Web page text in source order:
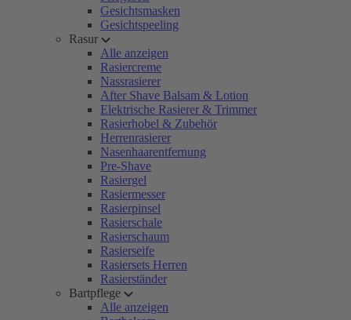
Gesichtsmasken
Gesichtspeeling
Rasur
Alle anzeigen
Rasiercreme
Nassrasierer
After Shave Balsam & Lotion
Elektrische Rasierer & Trimmer
Rasierhobel & Zubehör
Herrenrasierer
Nasenhaarentfernung
Pre-Shave
Rasiergel
Rasiermesser
Rasierpinsel
Rasierschale
Rasierschaum
Rasierseife
Rasiersets Herren
Rasierständer
Bartpflege
Alle anzeigen